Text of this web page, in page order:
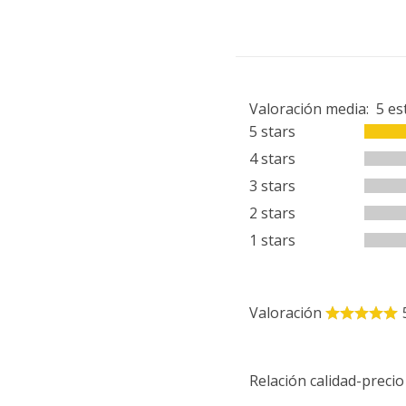
Valoración media:
5 stars
4 stars
3 stars
2 stars
1 stars
5
Valoración
Relación calidad-precio